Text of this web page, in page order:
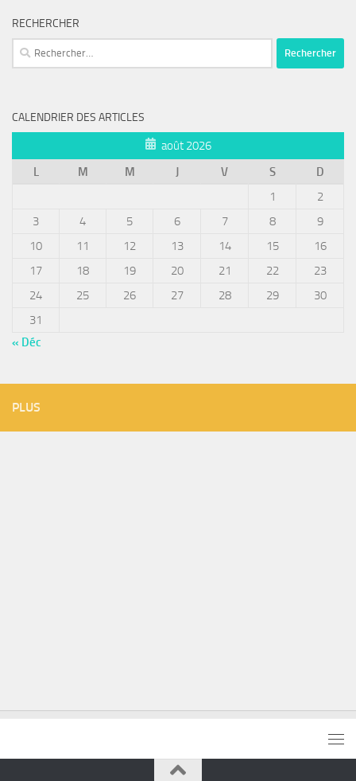
RECHERCHER
Rechercher :
CALENDRIER DES ARTICLES
août 2026
L
M M J V S
D
1
2
3
4 5 6 7 8
9
10
11 12 13 14 15
16
17
18 19 20 21 22
23
24
25 26 27 28 29
30
31
« Déc
PLUS